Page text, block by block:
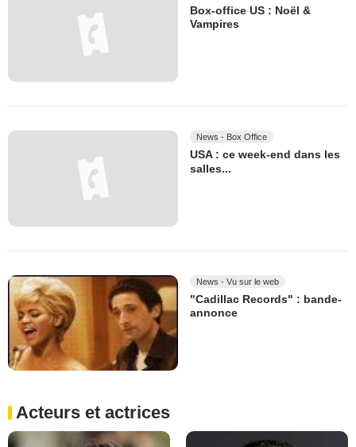
Box-office US : Noël &
Vampires
News - Box Office
USA : ce week-end dans les
salles...
News - Vu sur le web
"Cadillac Records" : bande-
annonce
Acteurs et actrices